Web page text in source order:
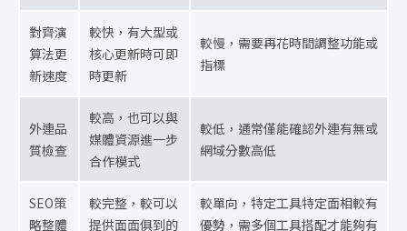
對齊演
算法更
新速度
較快，有大型或
核心更新時可即
時更新
較慢，需要再花時間調整功能或
指標
外連品
質檢查
較高，也可以與
媒體資源進一步
合作模式
較低，通常僅能確認外連有無或
網域分數高低
SEO策
略整體
較完整，較可以
提供面面俱到的
較單向，特定工具特定面相較有
優勢，需多個工具搭配才能夠有